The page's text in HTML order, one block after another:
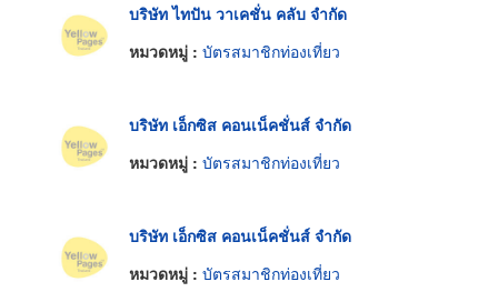
บริษัท ไทปัน วาเคชั่น คลับ จำกัด
หมวดหมู่ : บัตรสมาชิกท่องเที่ยว
บริษัท เอ็กซิส คอนเน็คชั่นส์ จำกัด
หมวดหมู่ : บัตรสมาชิกท่องเที่ยว
บริษัท เอ็กซิส คอนเน็คชั่นส์ จำกัด
หมวดหมู่ : บัตรสมาชิกท่องเที่ยว